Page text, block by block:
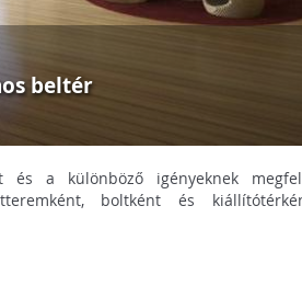
beltér
a különböző igényeknek
boltként és